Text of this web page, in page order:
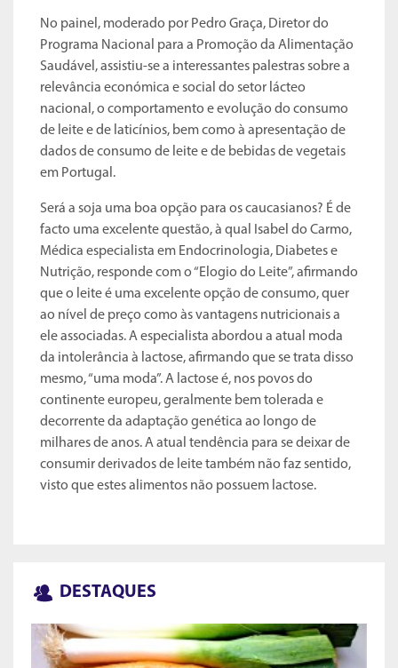
No painel, moderado por Pedro Graça, Diretor do
Programa Nacional para a Promoção da Alimentação
Saudável, assistiu-se a interessantes palestras sobre a
relevância económica e social do setor lácteo
nacional, o comportamento e evolução do consumo
de leite e de laticínios, bem como à apresentação de
dados de consumo de leite e de bebidas de vegetais
em Portugal.
Será a soja uma boa opção para os caucasianos? É de
facto uma excelente questão, à qual Isabel do Carmo,
Médica especialista em Endocrinologia, Diabetes e
Nutrição, responde com o “Elogio do Leite”, afirmando
que o leite é uma excelente opção de consumo, quer
ao nível de preço como às vantagens nutricionais a
ele associadas. A especialista abordou a atual moda
da intolerância à lactose, afirmando que se trata disso
mesmo, “uma moda”. A lactose é, nos povos do
continente europeu, geralmente bem tolerada e
decorrente da adaptação genética ao longo de
milhares de anos. A atual tendência para se deixar de
consumir derivados de leite também não faz sentido,
visto que estes alimentos não possuem lactose.
DESTAQUES